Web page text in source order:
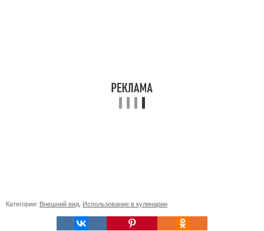
Категории: Внешний вид Использование в кулинарии